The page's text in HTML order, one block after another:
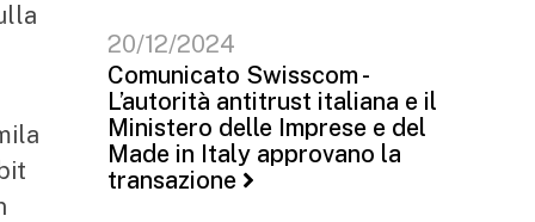
20/12/2024
Comunicato Swisscom -
L’autorità antitrust italiana e il
Ministero delle Imprese e del
Made in Italy approvano la
transazione